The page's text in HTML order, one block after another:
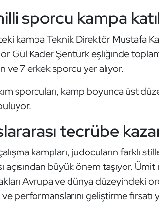
sporcu kampa
kampa Teknik Direktör Mustafa
Gül Kader Şentürk eşliğinde
ve 7 erkek sporcu yer alıyor.
sporcuları, kamp boyunca üst
tecrübe
kampları, judocuların farklı
açısından büyük önem taşıyor.
Avrupa ve dünya düzeyindeki
performanslarını geliştirme fırsatı